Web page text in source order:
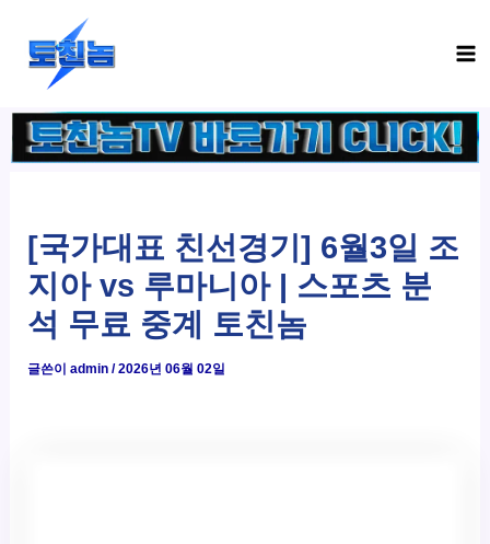
건
너
[국가대표 친선경기] 6월3일 조
지아 vs 루마니아 | 스포츠 분
석 무료 중계 토친놈
글쓴이admin/2026년 06월 02일